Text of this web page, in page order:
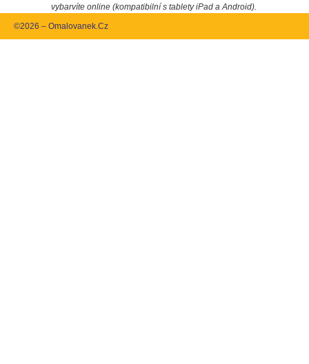
vybarvíte online (kompatibilní s tablety iPad a Android).
©2026 – Omalovanek.Cz